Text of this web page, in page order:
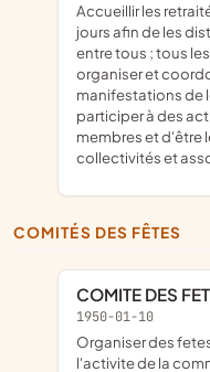
accueillir les retraités de la commune tous les quinze
jours afin de les
entre tous ; tous
organiser et
manifestations de
participer à des
membres et d'être
collectivités et
COMITÉS DES FÊTES
COMITE DES
1950-01-10
organiser des fetes susceptiblles de developper
l'activite de la